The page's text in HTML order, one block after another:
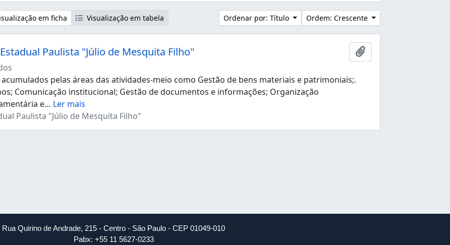
em ficha Visualização em tabela Ordenar por: Título Ordem: Crescente
Paulista "Júlio de Mesquita Filho"
Adicionar a área de
pelas áreas das atividades-meio como Gestão de bens materiais e patrimoniais;.
Comunicação institucional; Gestão de documentos e informações; Organização
e… Ler mais
Paulista "Júlio de Mesquita Filho"
Rua Quirino de Andrade, 215 - Centro - São Paulo - CEP 01049-010
Pabx: +55 11 5627-0233